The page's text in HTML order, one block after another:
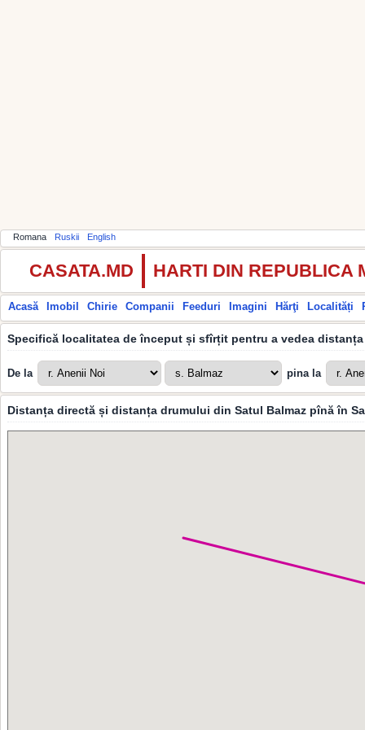
Romana Ruskii English
CASATA.MD HARTI DIN REPUBLICA
Acasă Imobil Chirie Companii Feeduri Imagini Hărţi Localități
Specifică localitatea de început și sfîrțit pentru a vedea
De la pina la
Distanța directă și distanța drumului din Satul Balmaz pînă în